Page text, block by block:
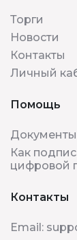
Торги
Новости
Контакты
Личный
Помощь
Документы
Как
цифровой
Контакты
Email: